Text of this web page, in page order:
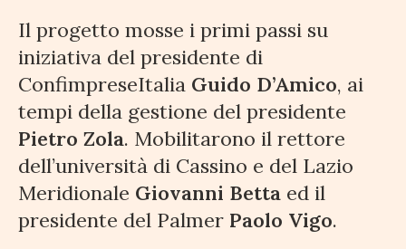
Il progetto mosse i primi passi su
iniziativa del presidente di
ConfimpreseItalia Guido D’Amico, ai
tempi della gestione del presidente
Pietro Zola. Mobilitarono il rettore
dell’università di Cassino e del Lazio
Meridionale Giovanni Betta ed il
presidente del Palmer Paolo Vigo.